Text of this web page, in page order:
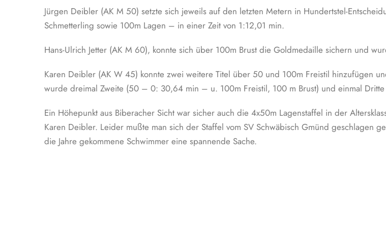
Jürgen Deibler (AK M 50) setzte sich jeweils auf den letzten Metern in Hundertstel-
Schmetterling sowie 100m Lagen – in einer Zeit von 1:12,01 min.
Hans-Ulrich Jetter (AK M 60), konnte sich über 100m Brust die Goldmedaille sichern und
Karen Deibler (AK W 45) konnte zwei weitere Titel über 50 und 100m Freistil hinzufügen
wurde dreimal Zweite (50 – 0: 30,64 min – u. 100m Freistil, 100 m Brust) und einmal Dritte
Ein Höhepunkt aus Biberacher Sicht war sicher auch die 4x50m Lagenstaffel in der
Karen Deibler. Leider mußte man sich der Staffel vom SV Schwäbisch Gmünd geschlagen
die Jahre gekommene Schwimmer eine spannende Sache.